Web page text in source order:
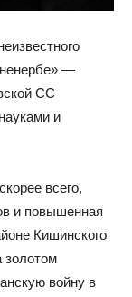
—
СС
и
всего,
и повышенная
Кишинского
золотом
войну в